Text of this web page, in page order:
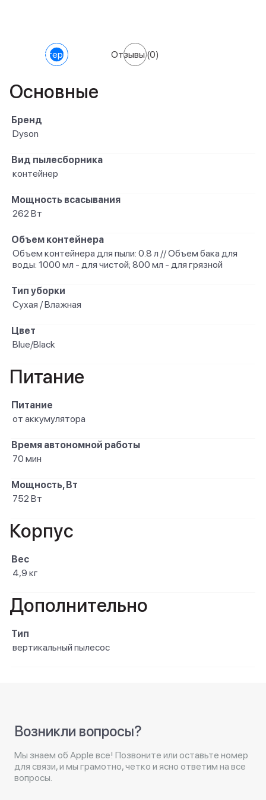
Характеристики Отзывы(0)
Основные
Бренд
Dyson
Вид пылесборника
контейнер
Мощность всасывания
262 Вт
Объем контейнера
Объем контейнера для пыли: 0.8 л // Объем бака для
воды: 1000 мл - для чистой; 800 мл - для грязной
Тип уборки
Сухая / Влажная
Цвет
Blue/Black
Питание
Питание
от аккумулятора
Время автономной работы
70 мин
Мощность, Вт
752 Вт
Корпус
Вес
4,9 кг
Дополнительно
Тип
вертикальный пылесос
Возникли вопросы?
Мы знаем об Apple все! Позвоните или оставьте номер
для связи, и мы грамотно, четко и ясно ответим на все
вопросы.